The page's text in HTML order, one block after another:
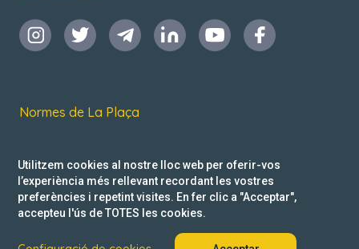
Normes de La Plaça
Política de privacitat
Reclamacions
Utilitzem cookies al nostre lloc web per oferir-vos
l’experiència més rellevant recordant les vostres
preferències i repetint visites. En fer clic a "Acceptar",
accepteu l'ús de TOTES les cookies.